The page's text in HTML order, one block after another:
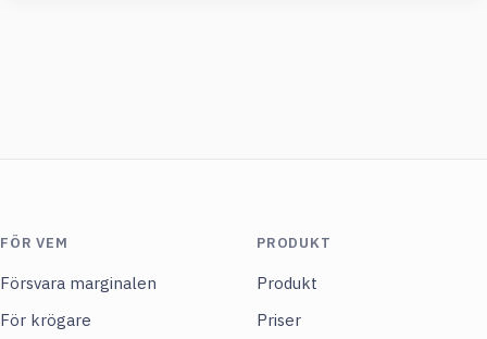
FÖR VEM
Försvara marginalen
För krögare
PRODUKT
Produkt
Priser